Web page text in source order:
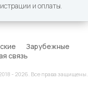
и оплаты.
Зарубежные
связь
- 2026. Все права защищены.